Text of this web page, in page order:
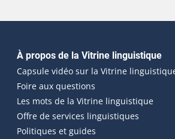
Navigation principale
À propos de la Vitrine linguistique
Capsule vidéo sur la Vitrine
Foire aux questions
Les mots de la Vitrine linguistique
Offre de services linguistiques
Politiques et guides